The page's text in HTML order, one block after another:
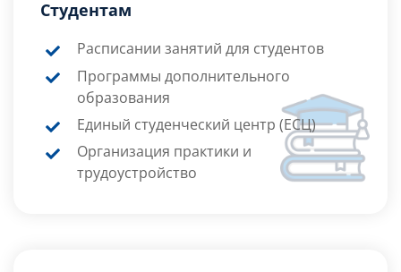
Студентам
Расписании занятий для студентов
Программы дополнительного
образования
Единый студенческий центр (ЕСЦ)
Организация практики и
трудоустройство